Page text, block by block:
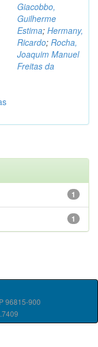
Giacobbo,
Guilherme
Estima; Hermany,
Ricardo; Rocha,
Joaquim Manuel
Freitas da
1
1
96815-900